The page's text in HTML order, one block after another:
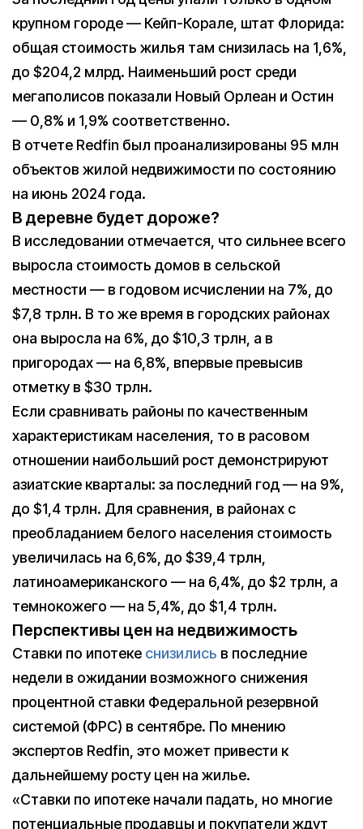
крупном городе — Кейп-Корале, штат Флорида:
общая стоимость жилья там снизилась на 1,6%,
до $204,2 млрд. Наименьший рост среди
мегаполисов показали Новый Орлеан и Остин
— 0,8% и 1,9% соответственно.
В отчете Redfin был проанализированы 95 млн
объектов жилой недвижимости по состоянию
на июнь 2024 года.
В деревне будет дороже?
В исследовании отмечается, что сильнее всего
выросла стоимость домов в сельской
местности — в годовом исчислении на 7%, до
$7,8 трлн. В то же время в городских районах
она выросла на 6%, до $10,3 трлн, а в
пригородах — на 6,8%, впервые превысив
отметку в $30 трлн.
Если сравнивать районы по качественным
характеристикам населения, то в расовом
отношении наибольший рост демонстрируют
азиатские кварталы: за последний год — на 9%,
до $1,4 трлн. Для сравнения, в районах с
преобладанием белого населения стоимость
увеличилась на 6,6%, до $39,4 трлн,
латиноамериканского — на 6,4%, до $2 трлн, а
темнокожего — на 5,4%, до $1,4 трлн.
Перспективы цен на недвижимость
Ставки по ипотеке снизились в последние
недели в ожидании возможного снижения
процентной ставки Федеральной резервной
системой (ФРС) в сентябре. По мнению
экспертов Redfin, это может привести к
дальнейшему росту цен на жилье.
«Ставки по ипотеке начали падать, но многие
потенциальные продавцы и покупатели ждут